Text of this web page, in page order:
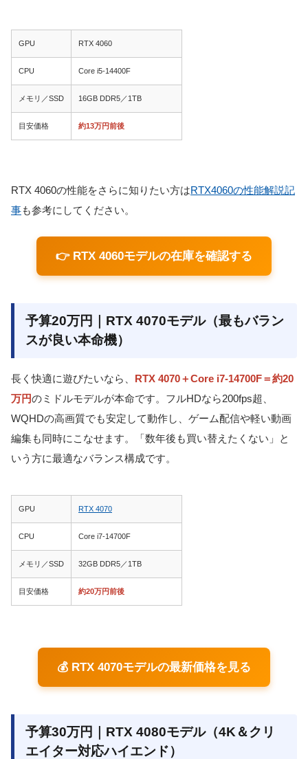
GPU RTX 4060
CPU Core i5-14400F
メモリ／SSD 16GB DDR5／1TB
目安価格 約13万円前後
RTX 4060の性能をさらに知りたい方はRTX4060の性能解説記
事も参考にしてください。
👉 RTX 4060モデルの在庫を確認する
予算20万円｜RTX 4070モデル（最もバラン
スが良い本命機）
長く快適に遊びたいなら、 RTX 4070＋Core i7-14700F＝約20
万円のミドルモデルが本命です。フルHDなら200fps超、
WQHDの高画質でも安定して動作し、ゲーム配信や軽い動画
編集も同時にこなせます。「数年後も買い替えたくない」と
いう方に最適なバランス構成です。
GPU RTX 4070
CPU Core i7-14700F
メモリ／SSD 32GB DDR5／1TB
目安価格 約20万円前後
💰 RTX 4070モデルの最新価格を見る
予算30万円｜RTX 4080モデル（4K＆クリ
エイター対応ハイエンド）